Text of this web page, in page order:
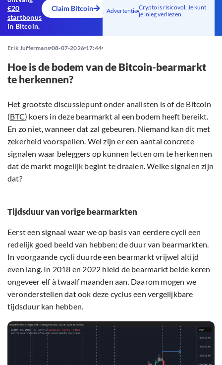
€20
startbonus
in Bitcoin.
Claim Bitcoin Advertentie Crypto is risicovol. Je kunt
je inleg verliezen.
Erik Juffermans 08-07-2026 17:44
Hoe is de bodem van de Bitcoin-bearmarkt
te herkennen?
Het grootste discussiepunt onder analisten is of de Bitcoin
(BTC) koers in deze bearmarkt al een bodem heeft bereikt.
En zo niet, wanneer dat zal gebeuren. Niemand kan dit met
zekerheid voorspellen. Wel zijn er een aantal concrete
signalen waar beleggers op kunnen letten om te herkennen
dat de markt mogelijk begint te draaien. Welke signalen zijn
dat?
Tijdsduur van vorige bearmarkten
Eerst een signaal waar we op basis van eerdere cycli een
redelijk goed beeld van hebben: de duur van bearmarkten.
In voorgaande cycli duurde een bearmarkt vrijwel altijd
even lang. In 2018 en 2022 hield de bearmarkt beide keren
ongeveer elf à twaalf maanden aan. Daarom mogen we
veronderstellen dat ook deze cyclus een vergelijkbare
tijdsduur kan hebben.